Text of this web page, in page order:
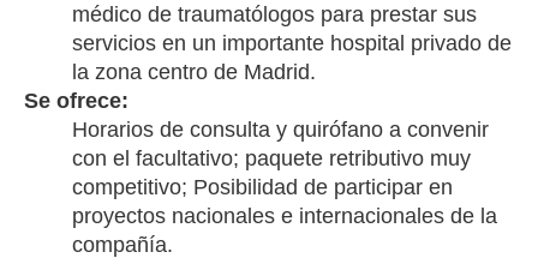
médico de traumatólogos para prestar sus
servicios en un importante hospital privado de
la zona centro de Madrid.
Se ofrece:
Horarios de consulta y quirófano a convenir
con el facultativo; paquete retributivo muy
competitivo; Posibilidad de participar en
proyectos nacionales e internacionales de la
compañía.